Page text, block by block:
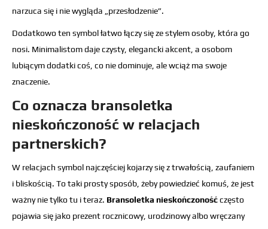
narzuca się i nie wygląda „przesłodzenie”.
Dodatkowo ten symbol łatwo łączy się ze stylem osoby, która go
nosi. Minimalistom daje czysty, elegancki akcent, a osobom
lubiącym dodatki coś, co nie dominuje, ale wciąż ma swoje
znaczenie.
Co oznacza bransoletka
nieskończoność w relacjach
partnerskich?
W relacjach symbol najczęściej kojarzy się z trwałością, zaufaniem
i bliskością. To taki prosty sposób, żeby powiedzieć komuś, że jest
ważny nie tylko tu i teraz. Bransoletka nieskończonośćczęsto
pojawia się jako prezent rocznicowy, urodzinowy albo wręczany